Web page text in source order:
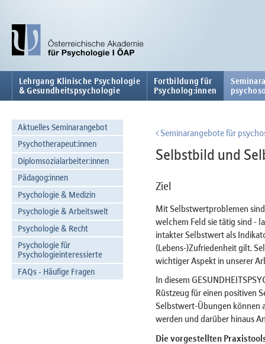
Lehrgang Klinische Psychologie
& Gesundheitspsychologie
Fortbildung für
Psycholog:innen
Aktuelles Seminarangebot
Psychotherapeut:innen
Diplomsozialarbeiter:innen
Pädagog:innen
Psychologie & Medizin
Psychologie & Arbeitswelt
Psychologie & Recht
Psychologie für
Psychologieinteressierte
FAQs - Häufige Fragen
Seminarangebote für
Selbstbild und
Ziel
Mit Selbstwertproblemen
welchem Feld sie tätig sind -
intakter Selbstwert als
(Lebens-)Zufriedenheit gilt.
wichtiger Aspekt in unserer
In diesem
Rüstzeug für einen positiven
Selbstwert-Übungen können
werden und darüber hinaus
Die vorgestellten